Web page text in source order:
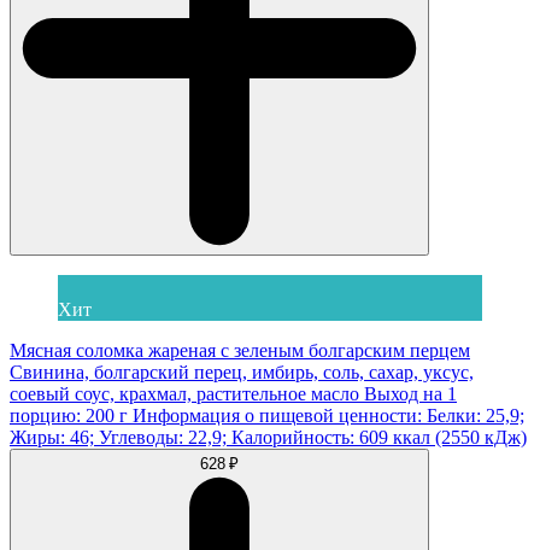
Хит
Мясная соломка жареная с зеленым болгарским перцем
Свинина, болгарский перец, имбирь, соль, сахар, уксус,
соевый соус, крахмал, растительное масло Выход на 1
порцию: 200 г Информация о пищевой ценности: Белки: 25,9;
Жиры: 46; Углеводы: 22,9; Калорийность: 609 ккал (2550 кДж)
628 ₽